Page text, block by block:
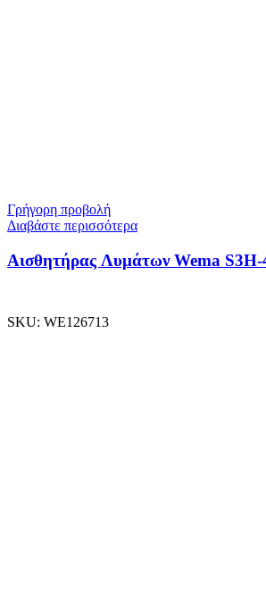
Γρήγορη προβολή
Διαβάστε περισσότερα
Αισθητήρας Λυμάτων Wema
SKU: WE126713